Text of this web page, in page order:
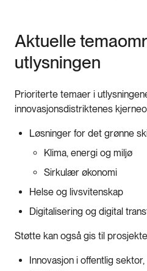
Aktuelle
utlysningen
Prioriterte temaer i
innovasjonsdistriktenes
Løsninger for det grønne
Klima, energi og miljø
Sirkulær økonomi
Helse og livsvitenskap
Digitalisering og digital
Støtte kan også gis til
Innovasjon i offentlig